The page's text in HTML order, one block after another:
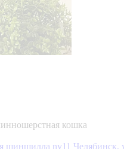
кошка
шиншилла ny11 Челябинск,